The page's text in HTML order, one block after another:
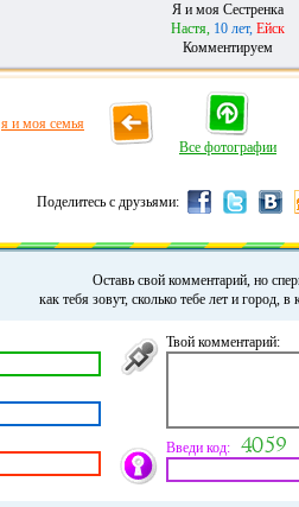
Я и моя Сестренка
Настя, 10 лет, Ейск
Комментируем
я и моя семья
Все фотографии
Поделитесь с друзьями:
Оставь свой комментарий, но
как тебя зовут, сколько тебе лет и город,
Твой комментарий:
Введи код: